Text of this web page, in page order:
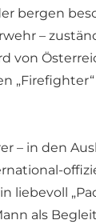
bergen
–
von
– in den
liebevoll
als